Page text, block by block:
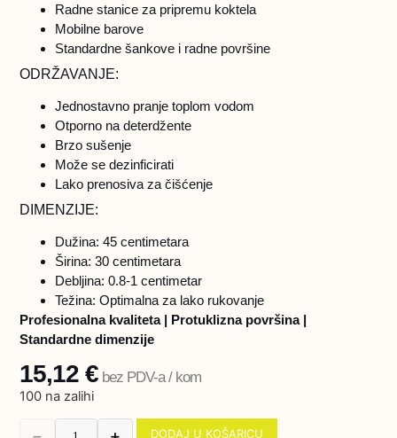
Radne stanice za pripremu koktela
Mobilne barove
Standardne šankove i radne površine
ODRŽAVANJE:
Jednostavno pranje toplom vodom
Otporno na deterdžente
Brzo sušenje
Može se dezinficirati
Lako prenosiva za čišćenje
DIMENZIJE:
Dužina: 45 centimetara
Širina: 30 centimetara
Debljina: 0.8-1 centimetar
Težina: Optimalna za lako rukovanje
Profesionalna kvaliteta | Protuklizna površina |
Standardne dimenzije
15,12€ bez PDV-a / kom
100 na zalihi
DODAJ U KOŠARICU